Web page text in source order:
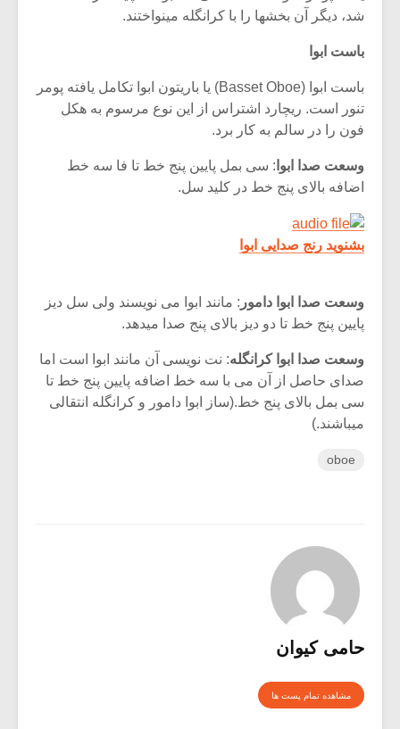
شد، دیگر آن بخشها را با کرانگله مینواختند.
باست ابوا
باست ابوا (Basset Oboe) یا باریتون ابوا تکامل یافته پومر
تنور است. ریچارد اشتراس از این نوع مرسوم به هکل
فون را در سالم به کار برد.
وسعت صدا ابوا : سی بمل پایین پنج خط تا فا سه خط
اضافه بالای پنج خط در کلید سل.
بشنوید رنج صدایی ابوا
وسعت صدا ابوا دامور : مانند ابوا می نویسند ولی سل دیز
پایین پنج خط تا دو دیز بالای پنج صدا میدهد.
وسعت صدا ابوا کرانگله: نت نویسی آن مانند ابوا است اما
صدای حاصل از آن می با سه خط اضافه پایین پنج خط تا
سی بمل بالای پنج خط.(ساز ابوا دامور و کرانگله انتقالی
میباشند.)
oboe
حامی کیوان
مشاهده تمام پست ها